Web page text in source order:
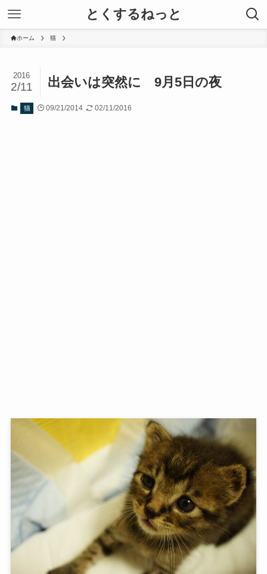
とくするねっと
ホーム 猫
出会いは突然に 9月5日の夜
2016
2/11
猫 09/21/2014 02/11/2016